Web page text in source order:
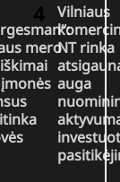
mero
Vilniaus
NT rinka
auga